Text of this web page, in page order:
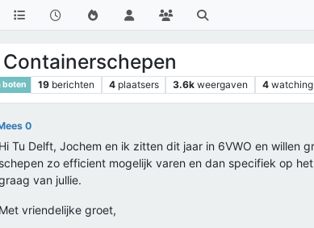
Containerschepen
boten 19 berichten 4 plaatsers 3.6k weergaven 4 watching
0
Hi Tu Delft, Jochem en ik zitten dit jaar in 6VWO en willen
schepen zo efficient mogelijk varen en dan specifiek op
van jullie.
Met vriendelijke groet,